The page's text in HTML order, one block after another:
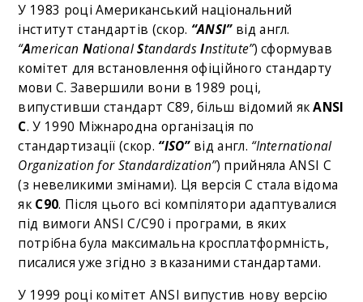
У 1983 році Американський національний
інститут стандартів (скор. “ANSI” від англ.
“American NationalStandardsInstitute”) сформував
комітет для встановлення офіційного стандарту
мови C. Завершили вони в 1989 році,
випустивши стандарт C89, більш відомий якANSI
C. У 1990 Міжнародна організація по
стандартизації (скор. “ISO”від англ. “International
Organization for Standardization”) прийняла ANSI C
(з невеликими змінами). Ця версія C стала відома
як C90. Після цього всі компілятори адаптувалися
під вимоги ANSI C/C90 і програми, в яких
потрібна була максимальна кросплатформність,
писалися уже згідно з вказаними стандартами.
У 1999 році комітет ANSI випустив нову версію